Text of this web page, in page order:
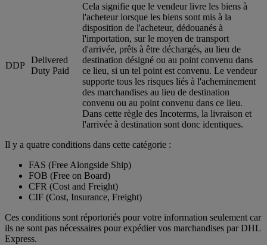
DDP
Delivered
Duty Paid
Cela signifie que le vendeur livre les biens à
l'acheteur lorsque les biens sont mis à la
disposition de l'acheteur, dédouanés à
l'importation, sur le moyen de transport
d'arrivée, prêts à être déchargés, au lieu de
destination désigné ou au point convenu dans
ce lieu, si un tel point est convenu. Le vendeur
supporte tous les risques liés à l'acheminement
des marchandises au lieu de destination
convenu ou au point convenu dans ce lieu.
Dans cette règle des Incoterms, la livraison et
l'arrivée à destination sont donc identiques.
Il y a quatre conditions dans cette catégorie :
FAS (Free Alongside Ship)
FOB (Free on Board)
CFR (Cost and Freight)
CIF (Cost, Insurance, Freight)
Ces conditions sont réportoriés pour votre information seulement car
ils ne sont pas nécessaires pour expédier vos marchandises par DHL
Express.